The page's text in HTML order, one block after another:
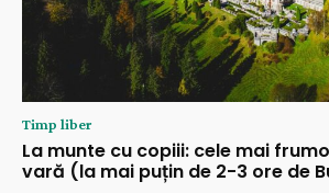
Timp liber
La munte cu copiii: cele mai
vară (la mai puțin de 2-3 ore de